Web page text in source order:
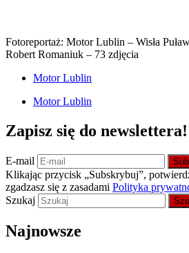
Fotoreportaż: Motor Lublin – Wisła
Robert Romaniuk – 73 zdjęcia
Motor Lublin
Motor Lublin
Zapisz się do newslettera!
E-mail
Klikając przycisk „Subskrybuj”,
zgadzasz się z zasadami Polityka
Szukaj
Najnowsze